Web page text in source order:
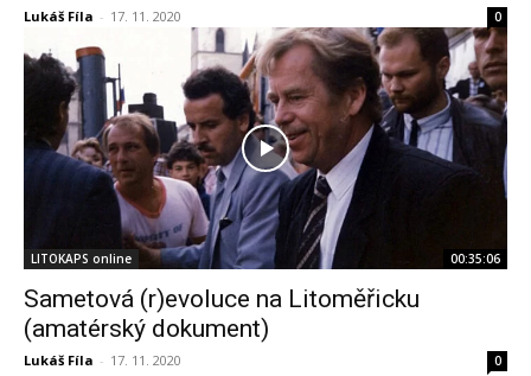
Lukáš Fíla - 17. 11. 2020 0
LITOKAPS online 00:35:06
Sametová (r)evoluce na Litoměřicku
(amatérský dokument)
Lukáš Fíla - 17. 11. 2020 0